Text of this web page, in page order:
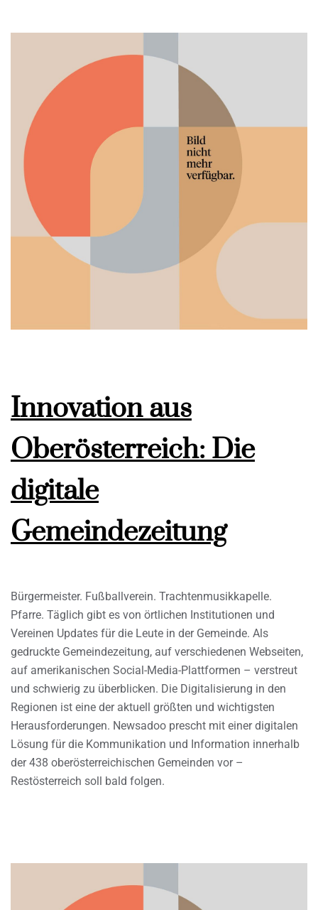
Innovation aus
Oberösterreich: Die
digitale
Gemeindezeitung
Bürgermeister. Fußballverein. Trachtenmusikkapelle.
Pfarre. Täglich gibt es von örtlichen Institutionen und
Vereinen Updates für die Leute in der Gemeinde. Als
gedruckte Gemeindezeitung, auf verschiedenen Webseiten,
auf amerikanischen Social-Media-Plattformen – verstreut
und schwierig zu überblicken. Die Digitalisierung in den
Regionen ist eine der aktuell größten und wichtigsten
Herausforderungen. Newsadoo prescht mit einer digitalen
Lösung für die Kommunikation und Information innerhalb
der 438 oberösterreichischen Gemeinden vor –
Restösterreich soll bald folgen.